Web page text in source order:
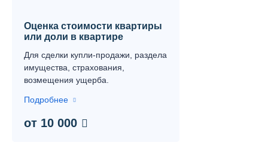
Оценка стоимости квартиры
или доли в квартире
Для сделки купли-продажи, раздела
имущества, страхования,
возмещения ущерба.
Подробнее
от 10 000